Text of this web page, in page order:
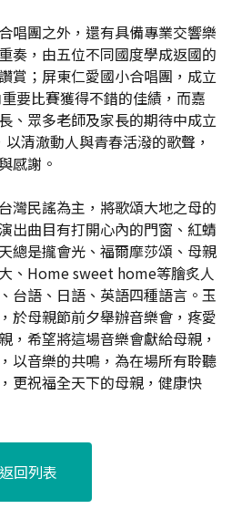
唱團之外，還有具備專業交響樂
奏，由五位不同國度學成返國的
賞；屏東仁愛國小合唱團，成立
要比賽獲得不錯的佳績，而嘉
、眾多老師及家長的期待中成立
清澈動人與青春活潑的歌聲，
感謝。
灣民謠為主，將歌頌大地之母的
出曲目有打開心內的門窗、紅蜻
總是攏會光、福爾摩莎頌、母親
、Home sweet home等膾炙人
台語、日語、英語四種語言。玉
於母親節前夕舉辦音樂會，疼愛
，希望將這場音樂會獻給母親，
以音樂的共鳴，為在場所有聆聽
更祝福全天下的母親，健康快
返回列表